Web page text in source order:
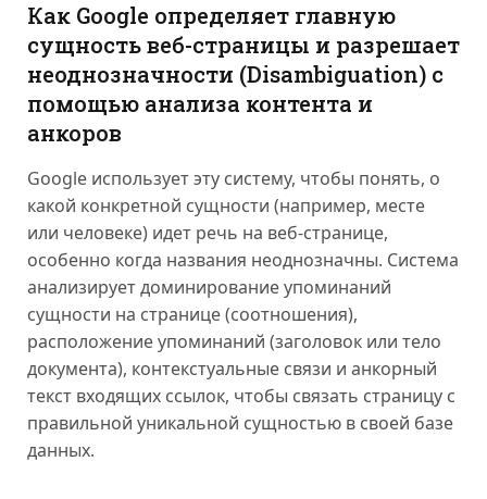
Как Google определяет главную
сущность веб-страницы и разрешает
неоднозначности (Disambiguation) с
помощью анализа контента и
анкоров
Google использует эту систему, чтобы понять, о
какой конкретной сущности (например, месте
или человеке) идет речь на веб-странице,
особенно когда названия неоднозначны. Система
анализирует доминирование упоминаний
сущности на странице (соотношения),
расположение упоминаний (заголовок или тело
документа), контекстуальные связи и анкорный
текст входящих ссылок, чтобы связать страницу с
правильной уникальной сущностью в своей базе
данных.